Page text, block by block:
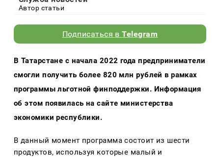
Автор статьи
Подписаться вTelegram
В Татарстане с начала 2022 года предприниматели
смогли получить более 820 млн рублей в рамках
программы льготной финподдержки. Информация
об этом появилась на сайте министерства
экономики республики.
В данный момент программа состоит из шести
продуктов, используя которые малый и